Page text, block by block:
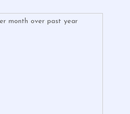
month over past year